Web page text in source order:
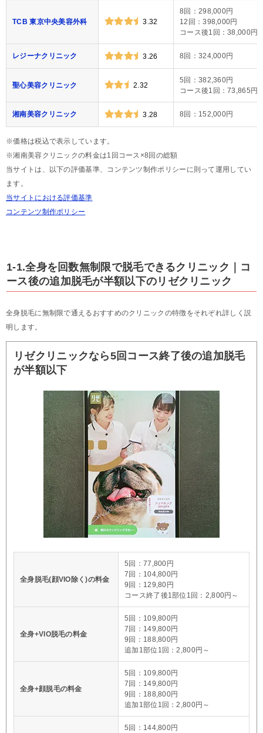
TCB 東京中央美容外科 3.32
8回：298,000円
12回：398,000円
コース後1回：38,000円
レジーナクリニック 3.26 8回：324,000円
聖心美容クリニック 2.32
5回：382,360円
コース後1回：73,865円
湘南美容クリニック 3.28 8回：152,000円
※価格は税込で表示しています。
※湘南美容クリニックの料金は1回コース×8回の総額
当サイトは、以下の評価基準、コンテンツ制作ポリシーに則って運用してい
ます。
当サイトにおける評価基準
コンテンツ制作ポリシー
1-1.全身を回数無制限で脱毛できるクリニック｜コ
ース後の追加脱毛が半額以下のリゼクリニック
全身脱毛に無制限で通えるおすすめのクリニックの特徴をそれぞれ詳しく説
明します。
リゼクリニックなら5回コース終了後の追加脱毛
が半額以下
全身脱毛(顔VIO除く)の料金
5回：77,800円
7回：104,800円
9回：129,80円
コース終了後1部位1回：2,800円～
全身+VIO脱毛の料金
5回：109,800円
7回：149,800円
9回：188,800円
追加1部位1回：2,800円～
全身+顔脱毛の料金
5回：109,800円
7回：149,800円
9回：188,800円
追加1部位1回：2,800円～
5回：144,800円